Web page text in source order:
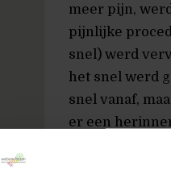
meer pijn,
pijnlijke
snel) werd
het snel werd
snel vanaf,
er een